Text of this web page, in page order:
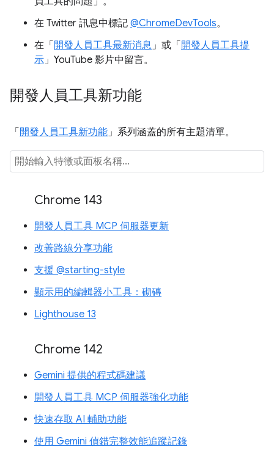
在 Twitter 訊息中標記 @ChromeDevTools。
在「開發人員工具最新消息 」或「開發人員工具提
示 」YouTube 影片中留言。
開發人員工具新功能
「開發人員工具新功能 」系列涵蓋的所有主題清單。
Chrome 143
開發人員工具 MCP 伺服器更新
改善路線分享功能
支援 @starting-style
顯示用的編輯器小工具：砌磚
Lighthouse 13
Chrome 142
Gemini 提供的程式碼建議
開發人員工具 MCP 伺服器強化功能
快速存取 AI 輔助功能
使用 Gemini 偵錯完整效能追蹤記錄